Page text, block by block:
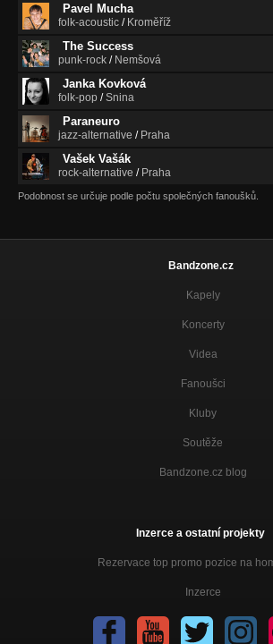
Pavel Mucha
folk-acoustic / Kroměříž
The Success
punk-rock / Nemšová
Janka Kovková
folk-pop /Snina
Paraneuro
jazz-alternative / Praha
Vašek Vašák
rock-alternative / Praha
Podobnost se určuje podle počtu společných fanoušků.
Bandzone.cz
Kapely
Koncerty
Videa
Fanoušci
Kluby
Soutěže
Bandzone.cz blog
Inzerce a ostatní projekty
Rezervace top promo pozice na
Inzerce